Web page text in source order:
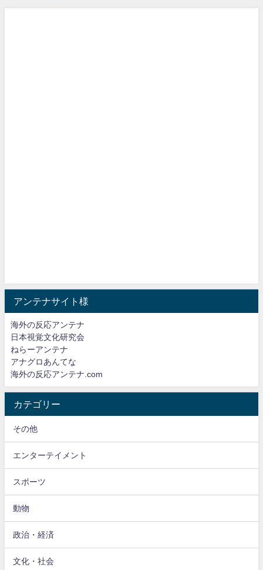
アンテナサイト様
海外の反応アンテナ
日本視覚文化研究会
ねらーアンテナ
アナグロあんてな
海外の反応アンテナ.com
カテゴリー
その他
エンターテイメント
スポーツ
動物
政治・経済
文化・社会